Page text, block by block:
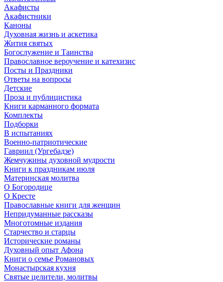
Акафисты
Акафистники
Каноны
Духовная жизнь и аскетика
Жития святых
Богослужение и Таинства
Православное вероучение и катехизис
Посты и Праздники
Ответы на вопросы
Детские
Проза и публицистика
Книги карманного формата
Комплекты
Подборки
В испытаниях
Военно-патриотические
Гавриил (Ургебадзе)
Жемчужины духовной мудрости
Книги к праздникам июля
Материнская молитва
О Богородице
О Кресте
Православные книги для женщин
Непридуманные рассказы
Многотомные издания
Старчество и старцы
Исторические романы
Духовный опыт Афона
Книги о семье Романовых
Монастырская кухня
Святые целители, молитвы